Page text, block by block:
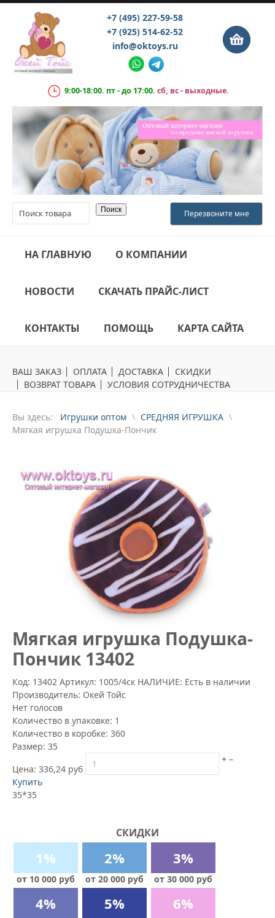
+7 (495) 227-59-58
+7 (925) 514-62-52
info@oktoys.ru
9:00-18:00. пт - до 17:00. сб, вс - выходные.
НА ГЛАВНУЮ О КОМПАНИИ
НОВОСТИ СКАЧАТЬ ПРАЙС-ЛИСТ
КОНТАКТЫ ПОМОЩЬ КАРТА САЙТА
ВАШ ЗАКАЗ ОПЛАТА ДОСТАВКА
СКИДКИ
ВОЗВРАТ ТОВАРА
УСЛОВИЯ СОТРУДНИЧЕСТВА
Вы здесь: Игрушки оптом
СРЕДНЯЯ ИГРУШКА
Мягкая игрушка Подушка-Пончик
Мягкая игрушка Подушка-
Пончик 13402
Код: 13402 Артикул: 1005/4ск НАЛИЧИЕ: Есть в наличии
Производитель: Окей Тойс
Нет голосов
Количество в упаковке: 1
Количество в коробке: 360
Размер: 35
Цена: 336,24 руб
+ –
Купить
35*35
СКИДКИ
1%
от 10 000 руб
2%
от 20 000 руб
3%
от 30 000 руб
4% 5% 6%